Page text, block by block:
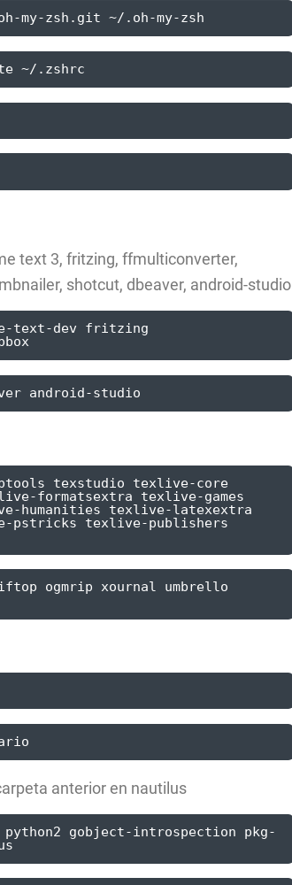
my-zsh.git ~/.oh-my-zsh
~/.zshrc
text 3, fritzing, ffmulticonverter,
shotcut, dbeaver, android-studio
text-dev fritzing
android-studio
texstudio texlive-core
formatsextra texlive-games
humanities texlive-latexextra
pstricks texlive-publishers
iftop ogmrip xournal umbrello
anterior en nautilus
python2 gobject-introspection pkg-